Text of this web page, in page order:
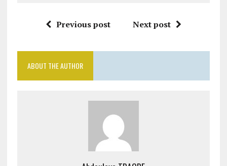
Previous post Next post
ABOUT THE AUTHOR